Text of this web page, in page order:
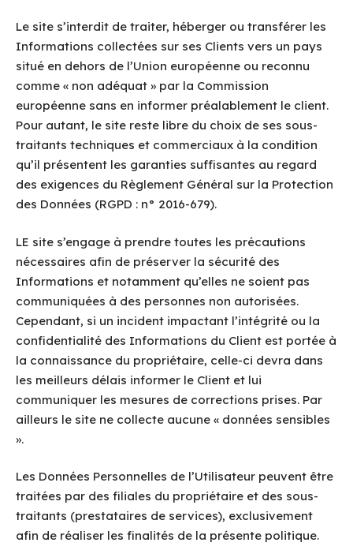
Le site s’interdit de traiter, héberger ou transférer les
Informations collectées sur ses Clients vers un pays
situé en dehors de l’Union européenne ou reconnu
comme « non adéquat » par la Commission
européenne sans en informer préalablement le client.
Pour autant, le site reste libre du choix de ses sous-
traitants techniques et commerciaux à la condition
qu’il présentent les garanties suffisantes au regard
des exigences du Règlement Général sur la Protection
des Données (RGPD : n° 2016-679).
LE site s’engage à prendre toutes les précautions
nécessaires afin de préserver la sécurité des
Informations et notamment qu’elles ne soient pas
communiquées à des personnes non autorisées.
Cependant, si un incident impactant l’intégrité ou la
confidentialité des Informations du Client est portée à
la connaissance du propriétaire, celle-ci devra dans
les meilleurs délais informer le Client et lui
communiquer les mesures de corrections prises. Par
ailleurs le site ne collecte aucune « données sensibles
».
Les Données Personnelles de l’Utilisateur peuvent être
traitées par des filiales du propriétaire et des sous-
traitants (prestataires de services), exclusivement
afin de réaliser les finalités de la présente politique.